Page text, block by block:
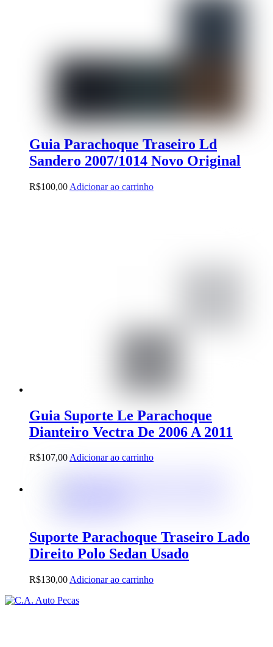
Guia Parachoque Traseiro Ld
Sandero 2007/1014 Novo Original
R$100,00 Adicionar ao carrinho
Guia Suporte Le Parachoque
Dianteiro Vectra De 2006 A 2011
R$107,00Adicionar ao carrinho
Suporte Parachoque Traseiro Lado
Direito Polo Sedan Usado
R$130,00 Adicionar ao carrinho
Back